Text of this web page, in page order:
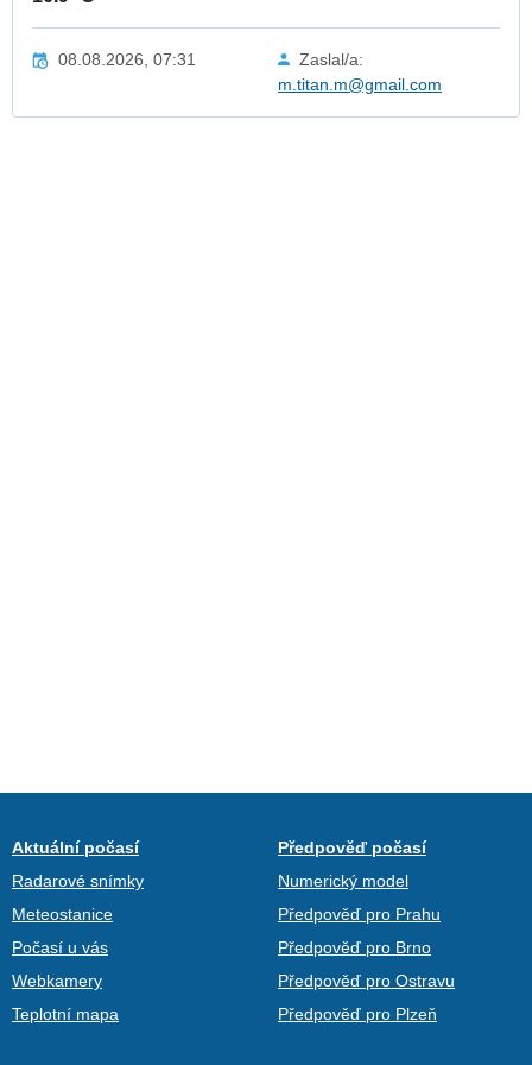
08.08.2026, 07:31
Zaslal/a:
m.titan.m@gmail.com
Aktuální počasí
Radarové snímky
Meteostanice
Počasí u vás
Webkamery
Teplotní mapa
Předpověď počasí
Numerický model
Předpověď pro Prahu
Předpověď pro Brno
Předpověď pro Ostravu
Předpověď pro Plzeň